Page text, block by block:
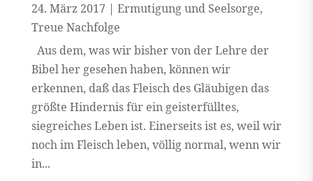
24. März 2017 | Ermutigung und Seelsorge,
Treue Nachfolge
Aus dem, was wir bisher von der Lehre der
Bibel her gesehen haben, können wir
erkennen, daß das Fleisch des Gläubigen das
größte Hindernis für ein geisterfülltes,
siegreiches Leben ist. Einerseits ist es, weil wir
noch im Fleisch leben, völlig normal, wenn wir
in...